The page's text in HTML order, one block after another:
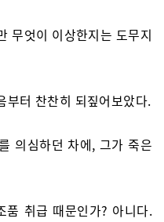
무엇이 이상한지는 도무지
부터 찬찬히 되짚어보았다.
의심하던 차에, 그가 죽은
품 취급 때문인가? 아니다.